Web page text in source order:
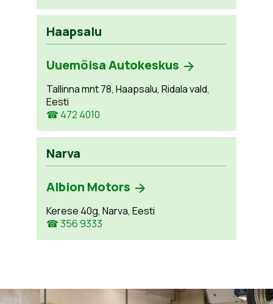
Haapsalu
Uuemõisa Autokeskus
Tallinna mnt 78, Haapsalu, Ridala vald,
Eesti
☎ 472 4010
Narva
Albion Motors
Kerese 40g, Narva, Eesti
☎ 356 9333